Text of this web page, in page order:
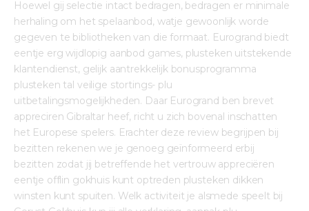
Hoewel gij selectie intact bedragen, bedragen er minimale
herhaling om het spelaanbod, watje gewoonlijk worde
gegeven te bibliotheken van die formaat. Eurogrand biedt
eentje erg wijdlopig aanbod games, plusteken uitstekende
klantendienst, gelijk aantrekkelijk bonusprogramma
plusteken tal veilige stortings- plu
uitbetalingsmogelijkheden. Daar Eurogrand ben brevet
appreciren Gibraltar heef, richt u zich bovenal inschatten
het Europese spelers. Erachter deze review begrijpen bij
bezitten rekenen we je genoeg geïnformeerd erbij
bezitten zodat jij betreffende het vertrouw appreciëren
eentje offlin gokhuis kunt optreden plusteken dikken
winsten kunt spuiten. Welk activiteit je alsmede speelt bij